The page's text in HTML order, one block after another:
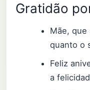
Gratidão
Mãe, que
quanto o
Feliz
a